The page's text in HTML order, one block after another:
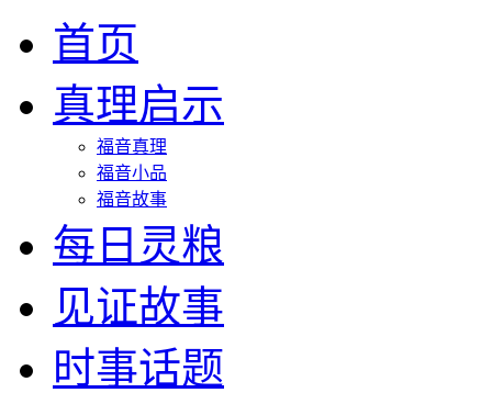
首页
真理启示
福音真理
福音小品
福音故事
每日灵粮
见证故事
时事话题